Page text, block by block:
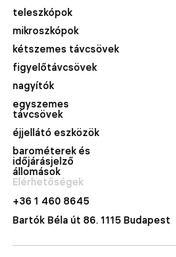
teleszkópok
mikroszkópok
kétszemes távcsövek
figyelőtávcsövek
nagyítók
egyszemes
távcsövek
éjjellátó eszközök
barométerek és
időjárásjelző
állomások
Elérhetőségek
+36 1 460 8645
Bartók Béla út 86. 1115 Budapest